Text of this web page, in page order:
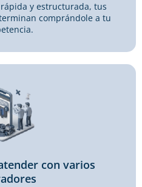
y estructurada, tus
comprándole a tu
con varios